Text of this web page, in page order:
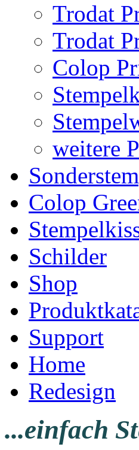
Trodat
Trodat
Colop
weitere
Colop
Schilder
Shop
Support
Home
Redesign
...einfach